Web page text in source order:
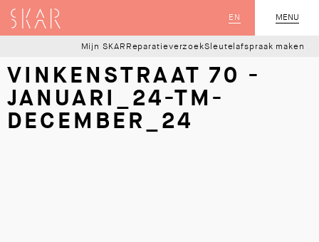
MENU
SLUIT
EN
SKAR
Mijn SKAR ReparatieverzoekSleutelafspraak maken
VINKENSTRAAT 70 -
JANUARI_24-TM-
DECEMBER_24